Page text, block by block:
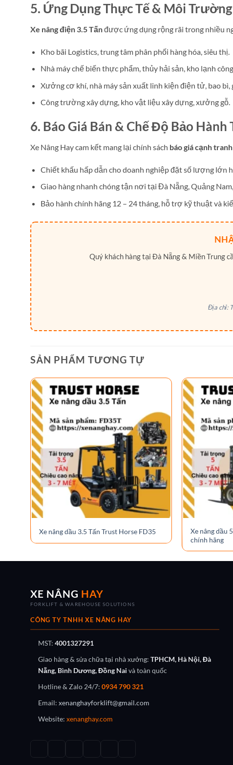
5. Ứng Dụng Thực Tế & Môi
Xe nâng điện 3.5 Tấnđược ứng dụng rộng rãi trong nhiều
Kho bãi Logistics, trung tâm phân phối hàng hóa, siêu thị.
Nhà máy chế biến thực phẩm, thủy hải sản, kho lạnh
Xưởng cơ khí, nhà máy sản xuất linh kiện điện tử, bao bì,
Công trường xây dựng, kho vật liệu xây dựng, xưởng gỗ.
6. Báo Giá Bán & Chế Độ Bảo
Xe Nâng Hay cam kết mang lại chính sách báo giá cạnh
Chiết khấu hấp dẫn cho doanh nghiệp đặt số lượng lớn
Giao hàng nhanh chóng tận nơi tại Đà Nẵng, Quảng
Bảo hành chính hãng 12 – 24 tháng, hỗ trợ kỹ thuật và
Quý khách hàng tại Đà Nẵng & Miền Trung
Địa chỉ:
SẢN PHẨM TƯƠNG TỰ
Xe nâng dầu 3.5 Tấn Trust Horse FD35
Xe nâng dầu
chính hãng
XE NÂNG HAY
FORKLIFT & WAREHOUSE SOLUTIONS
CÔNG TY TNHH XE NÂNG HAY
MST: 4001327291
Giao hàng & sửa chữa tại nhà xưởng: TPHCM, Hà Nội, Đà
Nẵng, Bình Dương, Đồng Nai và toàn quốc
Hotline & Zalo 24/7: 0934 790 321
Email: xenanghayforklift@gmail.com
Website: xenanghay.com